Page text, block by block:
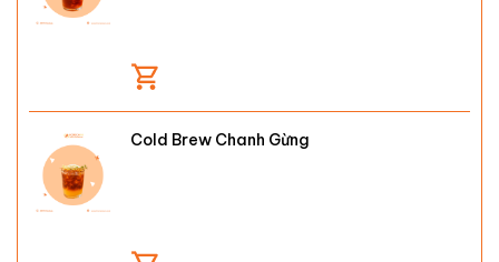
Cold Brew Chanh Gừng